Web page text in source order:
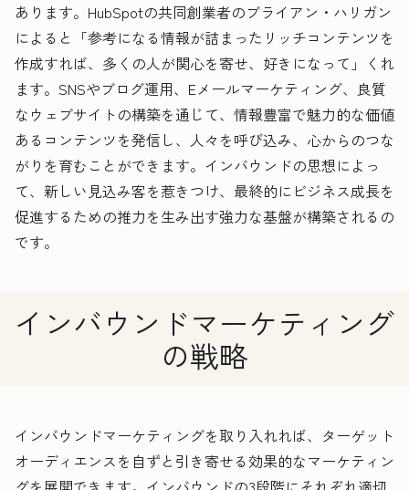
あります。HubSpotの共同創業者のブライアン・ハリガン
によると「参考になる情報が詰まったリッチコンテンツを
作成すれば、多くの人が関心を寄せ、好きになって」くれ
ます。SNSやブログ運用、Eメールマーケティング、良質
なウェブサイトの構築を通じて、情報豊富で魅力的な価値
あるコンテンツを発信し、人々を呼び込み、心からのつな
がりを育むことができます。インバウンドの思想によっ
て、新しい見込み客を惹きつけ、最終的にビジネス成長を
促進するための推力を生み出す強力な基盤が構築されるの
です。
インバウンドマーケティング
の戦略
インバウンドマーケティングを取り入れれば、ターゲット
オーディエンスを自ずと引き寄せる効果的なマーケティン